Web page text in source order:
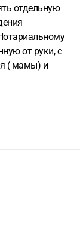
отдельную
от руки, с
( мамы) и